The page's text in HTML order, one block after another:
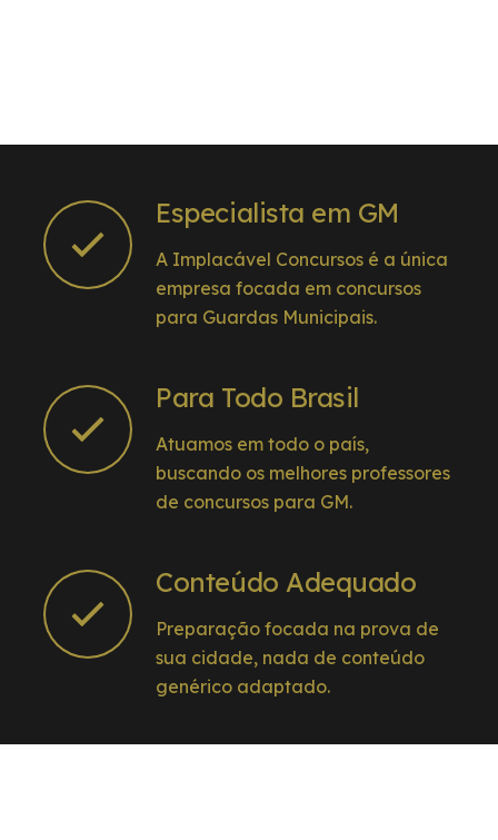
Especialista em GM
A Implacável Concursos é a única
empresa focada em concursos
para Guardas Municipais.
Para Todo Brasil
Atuamos em todo o país,
buscando os melhores professores
de concursos para GM.
Conteúdo Adequado
Preparação focada na prova de
sua cidade, nada de conteúdo
genérico adaptado.